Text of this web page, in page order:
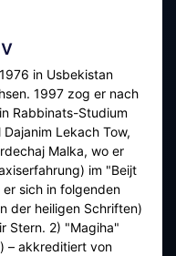
in Usbekistan
1997 zog er nach
Rabbinats-Studium
Lekach Tow,
Malka, wo er
im "Beijt
sich in folgenden
der heiligen Schriften)
Stern. 2) "Magiha"
– akkreditiert von